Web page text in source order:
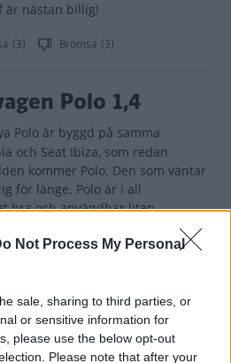
Not Process My Personal
sale, sharing to third parties, or
or sensitive information for
please use the below opt-out
Please note that after your
är nästan billig!
(3) Bromsa (3)
Polo 1,4
Polo är byggd på samma
och Seat Ibiza, som redan
kommer Polo. Den som väntar
för länge. Polo är i all
bra och användbar liten
Phaeton W12
Phaeton W12 är världens bästa